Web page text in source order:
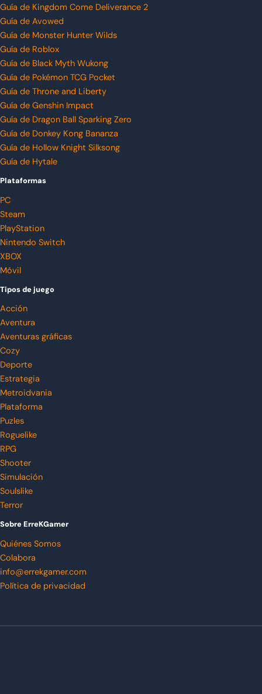
Guía de Kingdom Come Deliverance 2
Guía de Avowed
Guía de Monster Hunter Wilds
Guía de Roblox
Guía de Black Myth Wukong
Guía de Pokémon TCG Pocket
Guía de Throne and Liberty
Guía de Genshin Impact
Guía de Dragon Ball Sparking Zero
Guía de Donkey Kong Bananza
Guía de Hollow Knight Silksong
Guía de Hytale
Plataformas
PC
Steam
PlayStation
Nintendo Switch
XBOX
Móvil
Tipos de juego
Acción
Aventura
Aventuras gráficas
Cozy
Deporte
Estrategia
Metroidvania
Plataforma
Puzles
Roguelike
RPG
Shooter
Simulación
Soulslike
Terror
Sobre ErreKGamer
Quiénes Somos
Colabora
info@errekgamer.com
Política de privacidad